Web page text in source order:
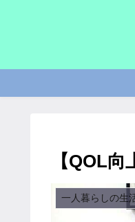
【QOL
一人暮らしの生